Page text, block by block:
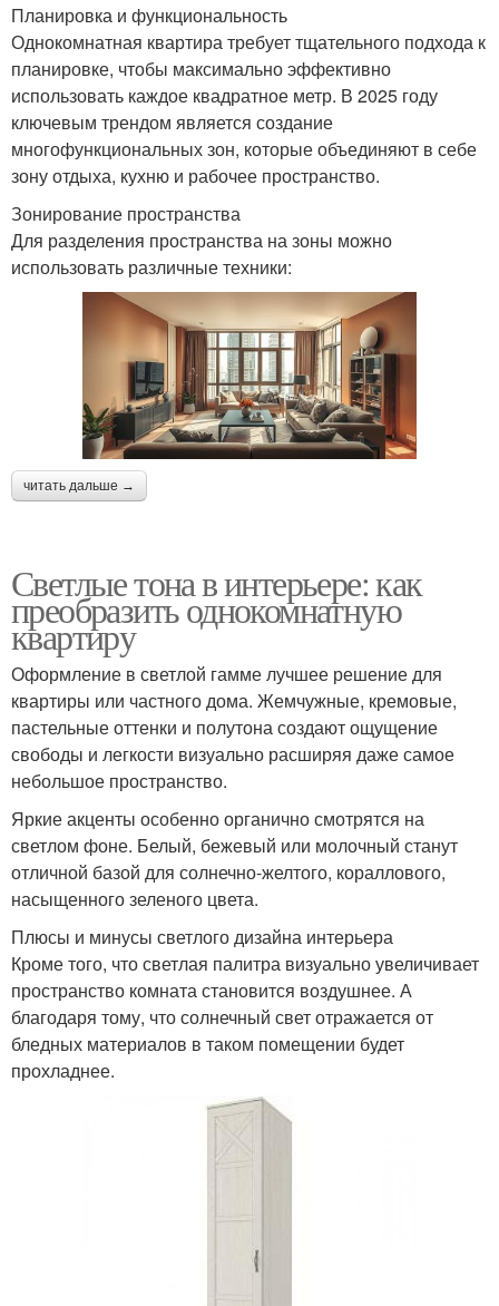
Планировка и функциональность
Однокомнатная квартира требует тщательного подхода к
планировке, чтобы максимально эффективно
использовать каждое квадратное метр. В 2025 году
ключевым трендом является создание
многофункциональных зон, которые объединяют в себе
зону отдыха, кухню и рабочее пространство.
Зонирование пространства
Для разделения пространства на зоны можно
использовать различные техники:
читать дальше →
Светлые тона в интерьере: как
преобразить однокомнатную
квартиру
Оформление в светлой гамме лучшее решение для
квартиры или частного дома. Жемчужные, кремовые,
пастельные оттенки и полутона создают ощущение
свободы и легкости визуально расширяя даже самое
небольшое пространство.
Яркие акценты особенно органично смотрятся на
светлом фоне. Белый, бежевый или молочный станут
отличной базой для солнечно-желтого, кораллового,
насыщенного зеленого цвета.
Плюсы и минусы светлого дизайна интерьера
Кроме того, что светлая палитра визуально увеличивает
пространство комната становится воздушнее. А
благодаря тому, что солнечный свет отражается от
бледных материалов в таком помещении будет
прохладнее.